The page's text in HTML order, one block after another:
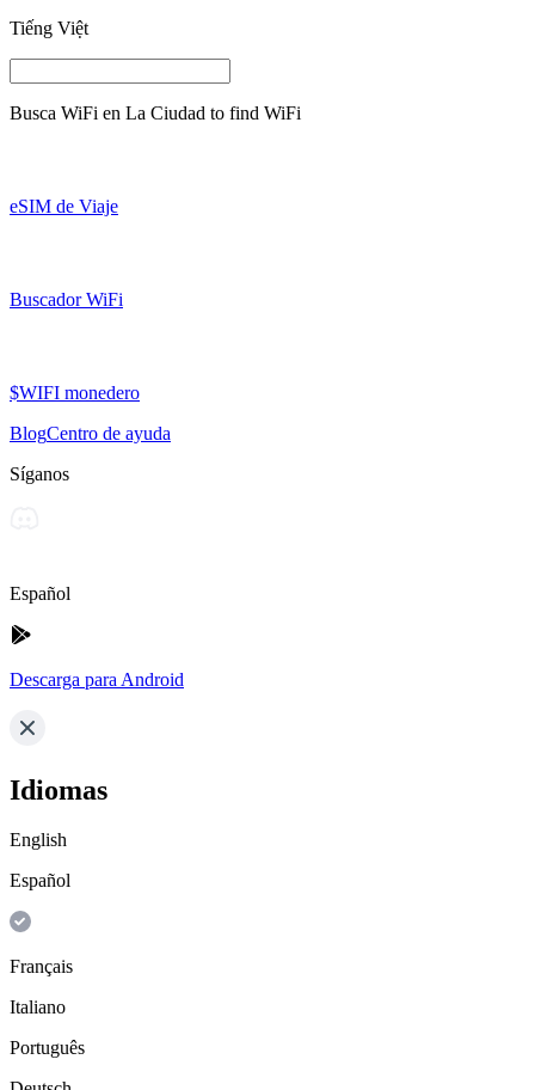
Tiếng Việt
Busca WiFi en La Ciudad to find WiFi
eSIM de Viaje
Buscador WiFi
$WIFI monedero
BlogCentro de ayuda
Síganos
Español
Descarga para Android
Idiomas
English
Español
Français
Italiano
Português